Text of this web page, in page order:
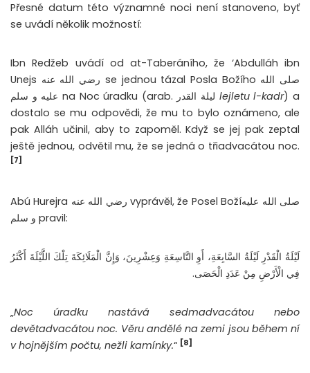
Přesné datum této významné noci není stanoveno, byť
se uvádí několik možností:
Ibn Redžeb uvádí od at-Taberáního, že ‘Abdulláh ibn
Unejs رضي الله عنه se jednou tázal Posla Božího صلى الله
lejletu l-kadr) a
dostalo se mu odpovědi, že mu to bylo oznámeno, ale
pak Alláh učinil, aby to zapoměl. Když se jej pak zeptal
ještě jednou, odvětil mu, že se jedná o třiadvacátou noc.
[7]
Abú Hurejra رضي الله عنه vyprávěl, že Posel Božíصلى الله عليه
و سلم pravil:
لَيْلَةُ الْقَدْرِ لَيْلَةُ السَّابِعَةِ، أَوِ التَّاسِعَةِ وَعِشْرِينَ، وَإِنَّ الْمَلَائِكَةَ تِلْكَ اللَّيْلَةَ أَكْثَرُ
فِي الْأَرْضِ مِنْ عَدَدِ الْحَصَى.
„Noc úradku nastává sedmadvacátou nebo
devětadvacátou noc. Věru andělé na zemi jsou během ní
v hojnějším počtu, nežli kamínky.“ [8]